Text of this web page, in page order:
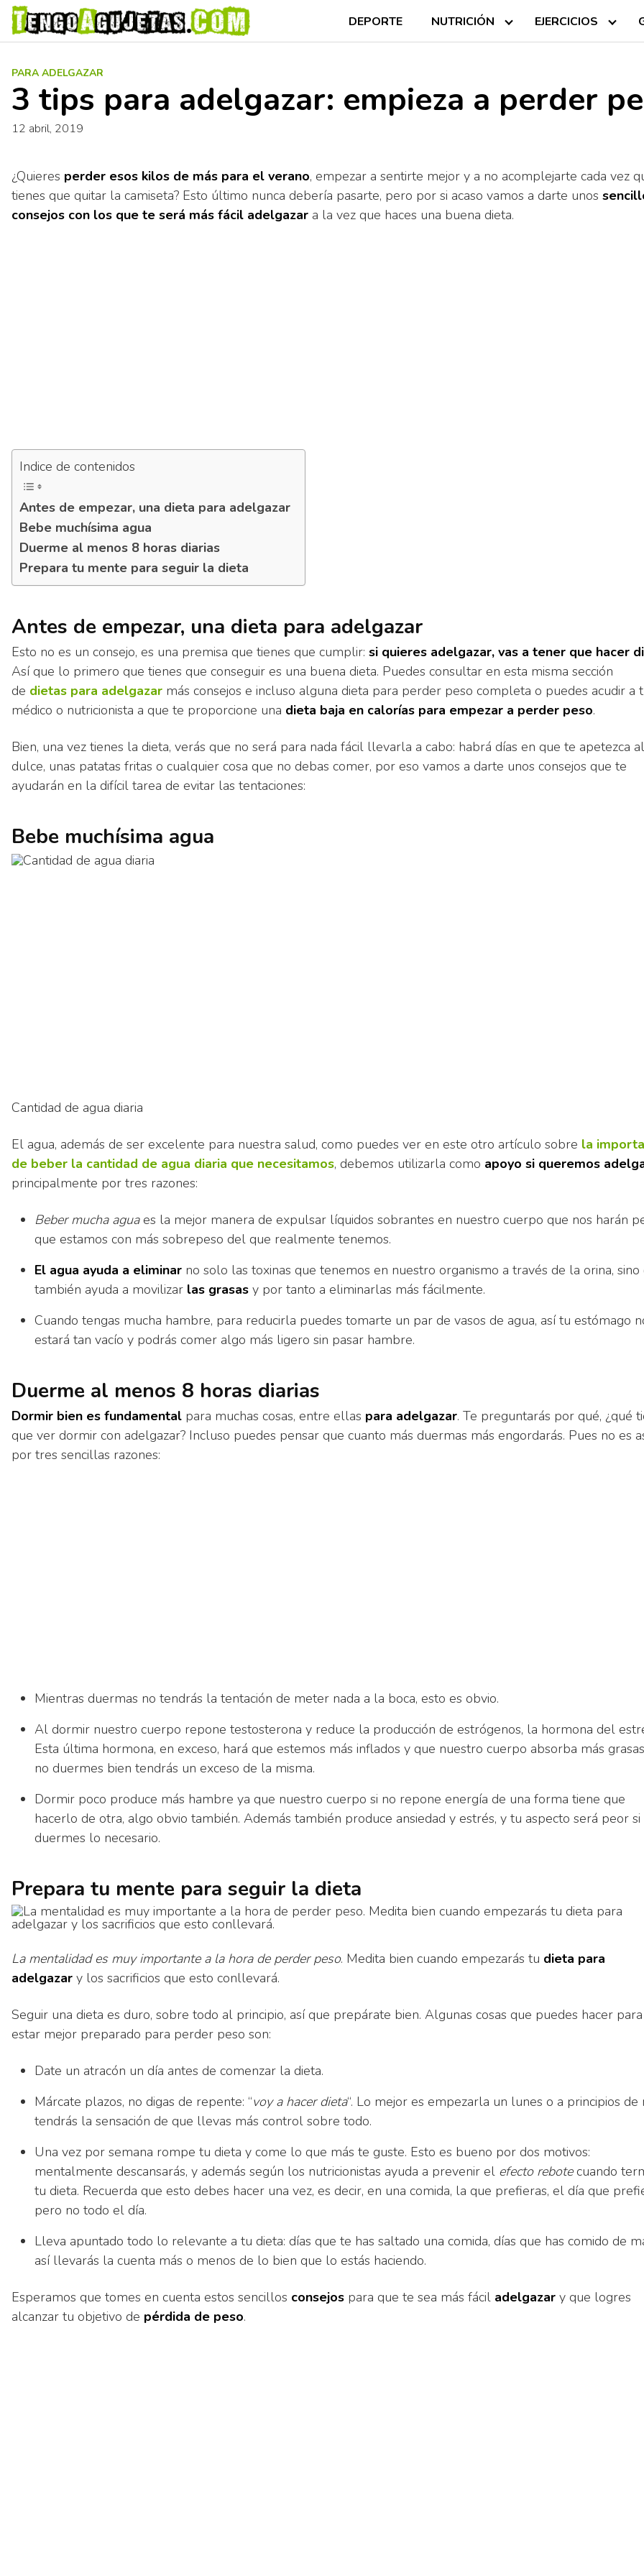
l
DEPORTE NUTRICIÓN EJERCICIOS
PARA ADELGAZAR
3 tips para adelgazar: empieza a perder
12 abril, 2019
¿Quieres perder esos kilos de más para el verano, empezar a sentirte mejor y a no acomplejarte cada vez
tienes que quitar la camiseta? Esto último nunca debería pasarte, pero por si acaso vamos a darte unos
consejos con los que te será más fácil adelgazar a la vez que haces una buena dieta.
Indice de contenidos
Antes de empezar, una dieta para adelgazar
Bebe muchísima agua
Duerme al menos 8 horas diarias
Prepara tu mente para seguir la dieta
Antes de empezar, una dieta para adelgazar
Esto no es un consejo, es una premisa que tienes que cumplir: si quieres adelgazar, vas a tener que hacer
Así que lo primero que tienes que conseguir es una buena dieta. Puedes consultar en esta misma sección
de dietas para adelgazar más consejos e incluso alguna dieta para perder peso completa o puedes acudir a
médico o nutricionista a que te proporcione una dieta baja en calorías para empezar a perder peso.
Bien, una vez tienes la dieta, verás que no será para nada fácil llevarla a cabo: habrá días en que te apetezca
dulce, unas patatas fritas o cualquier cosa que no debas comer, por eso vamos a darte unos consejos que te
ayudarán en la difícil tarea de evitar las tentaciones:
Bebe muchísima agua
Cantidad de agua diaria
El agua, además de ser excelente para nuestra salud, como puedes ver en este otro artículo sobre la
de beber la cantidad de agua diaria que necesitamos, debemos utilizarla como apoyo si queremos
principalmente por tres razones:
Beber mucha aguaes la mejor manera de expulsar líquidos sobrantes en nuestro cuerpo que nos harán
que estamos con más sobrepeso del que realmente tenemos.
El agua ayuda a eliminar no solo las toxinas que tenemos en nuestro organismo a través de la orina, sino
también ayuda a movilizar las grasas y por tanto a eliminarlas más fácilmente.
Cuando tengas mucha hambre, para reducirla puedes tomarte un par de vasos de agua, así tu estómago
estará tan vacío y podrás comer algo más ligero sin pasar hambre.
Duerme al menos 8 horas diarias
Dormir bien es fundamental para muchas cosas, entre ellas para adelgazar. Te preguntarás por qué, ¿qué
que ver dormir con adelgazar? Incluso puedes pensar que cuanto más duermas más engordarás. Pues no es
por tres sencillas razones:
Mientras duermas no tendrás la tentación de meter nada a la boca, esto es obvio.
Al dormir nuestro cuerpo repone testosterona y reduce la producción de estrógenos, la hormona del
Esta última hormona, en exceso, hará que estemos más inflados y que nuestro cuerpo absorba más
no duermes bien tendrás un exceso de la misma.
Dormir poco produce más hambre ya que nuestro cuerpo si no repone energía de una forma tiene que
hacerlo de otra, algo obvio también. Además también produce ansiedad y estrés, y tu aspecto será peor si
duermes lo necesario.
Prepara tu mente para seguir la dieta
La mentalidad es muy importante a la hora de perder peso. Medita bien cuando empezarás tu dieta para
adelgazar y los sacrificios que esto conllevará.
Seguir una dieta es duro, sobre todo al principio, así que prepárate bien. Algunas cosas que puedes hacer para
estar mejor preparado para perder peso son:
Date un atracón un día antes de comenzar la dieta.
Márcate plazos, no digas de repente: “voy a hacer dieta“. Lo mejor es empezarla un lunes o a principios de
tendrás la sensación de que llevas más control sobre todo.
Una vez por semana rompe tu dieta y come lo que más te guste. Esto es bueno por dos motivos:
mentalmente descansarás, y además según los nutricionistas ayuda a prevenir el efecto rebotecuando
tu dieta. Recuerda que esto debes hacer una vez, es decir, en una comida, la que prefieras, el día que
pero no todo el día.
Lleva apuntado todo lo relevante a tu dieta: días que te has saltado una comida, días que has comido de
así llevarás la cuenta más o menos de lo bien que lo estás haciendo.
Esperamos que tomes en cuenta estos sencillos consejos para que te sea más fácil adelgazar y que logres
alcanzar tu objetivo de pérdida de peso.